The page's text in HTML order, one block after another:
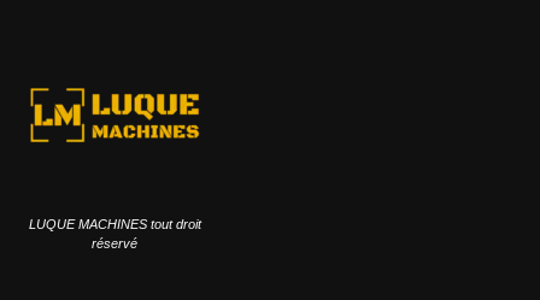
LUQUE MACHINES tout droit
réservé